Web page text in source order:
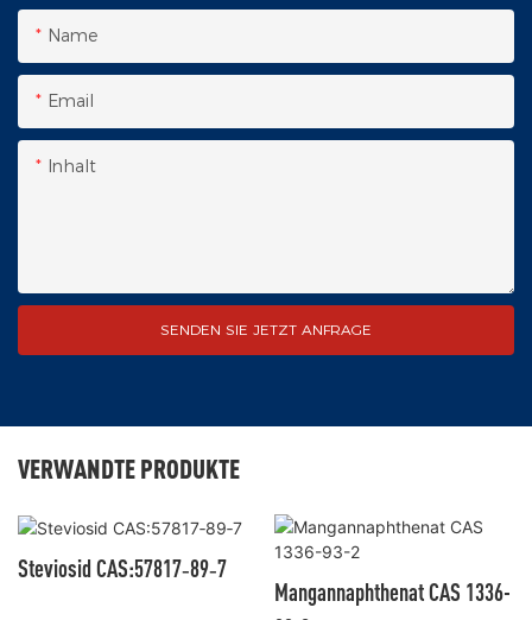
Name
Email
Inhalt
SENDEN SIE JETZT ANFRAGE
VERWANDTE PRODUKTE
Steviosid CAS:57817‑89‑7
Mangannaphthenat CAS 1336-